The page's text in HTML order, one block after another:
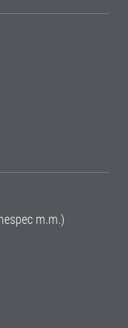
m.m.)